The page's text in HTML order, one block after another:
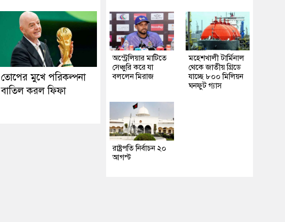
তোপের মুখে পরিকল্পনা
বাতিল করল ফিফা
অস্ট্রেলিয়ার মাটিতে
সেঞ্চুরি করে যা
বললেন মিরাজ
মহেশখালী টার্মিনাল
থেকে জাতীয় গ্রিডে
যাচ্ছে ৮০০ মিলিয়ন
ঘনফুট গ্যাস
রাষ্ট্রপতি নির্বাচন ২০
আগস্ট